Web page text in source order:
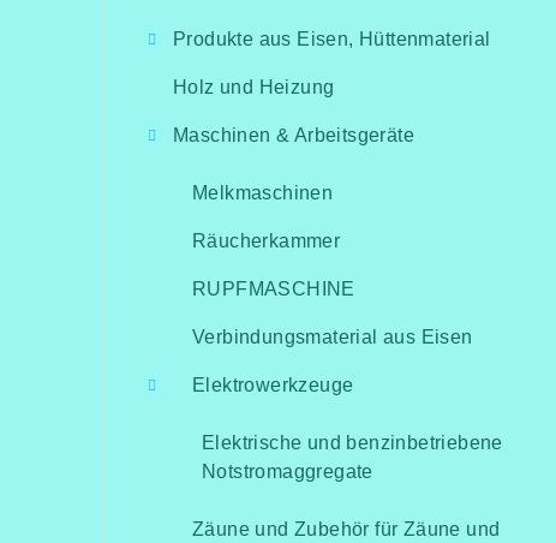
Produkte aus Eisen, Hüttenmaterial
Holz und Heizung
Maschinen & Arbeitsgeräte
Melkmaschinen
Räucherkammer
RUPFMASCHINE
Verbindungsmaterial aus Eisen
Elektrowerkzeuge
Elektrische und benzinbetriebene
Notstromaggregate
Zäune und Zubehör für Zäune und